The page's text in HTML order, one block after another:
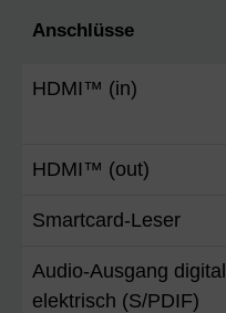
Anschlüsse
HDMI™ (in)
HDMI™ (out)
Smartcard-Leser
Audio-Ausgang digital
elektrisch (S/PDIF)